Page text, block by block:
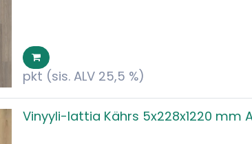
pkt (sis. ALV 25,5 %)
Vinyyli-lattia Kährs 5x228x1220 mm